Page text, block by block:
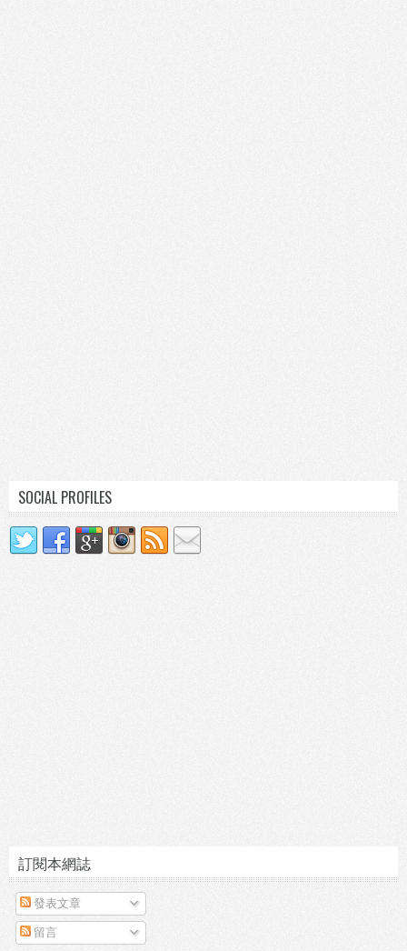
SOCIAL PROFILES
訂閱本網誌
發表文章
留言